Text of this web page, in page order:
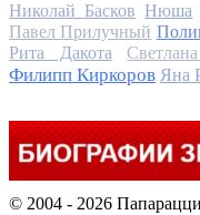
Николай Басков Нюша
Павел Прилучный
Рита Дакота
Филипп Киркоров Яна
© 2004 - 2026